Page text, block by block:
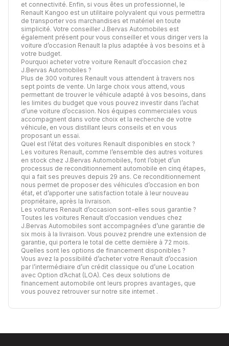
et connectivité. Enfin, si vous êtes un professionnel, le
Renault Kangoo est un utilitaire polyvalent qui vous permettra
de transporter vos marchandises et matériel en toute
simplicité. Votre conseiller J.Bervas Automobiles est
également présent pour vous conseiller et vous diriger vers la
voiture d’occasion Renault la plus adaptée à vos besoins et à
votre budget.
Pourquoi acheter votre voiture Renault d’occasion chez
J.Bervas Automobiles ?
Plus de 300 voitures Renault vous attendent à travers nos
sept points de vente. Un large choix vous attend, vous
permettant de trouver le véhicule adapté à vos besoins, dans
les limites du budget que vous pouvez investir dans l’achat
d’une voiture d’occasion. Nos équipes commerciales vous
accompagnent dans votre choix et la recherche de votre
véhicule, en vous distillant leurs conseils et en vous
proposant un essai.
Quel est l’état des voitures Renault disponibles en stock ?
Les voitures Renault, comme l’ensemble des autres voitures
en stock chez J.Bervas Automobiles, font l’objet d’un
processus de reconditionnement automobile en cinq étapes,
qui a fait ses preuves depuis 29 ans. Ce reconditionnement
nous permet de proposer des véhicules d’occasion en bon
état, et d’apporter une satisfaction totale à leur nouveau
propriétaire, après la livraison.
Les voitures Renault d’occasion sont-elles sous garantie ?
Toutes les voitures Renault d’occasion vendues chez
J.Bervas Automobiles sont accompagnées d’une garantie de
six mois à la livraison. Vous pouvez prendre une extension de
garantie, qui portera le total de cette dernière à 72 mois.
Quelles sont les options de financement disponibles ?
Vous avez la possibilité d’acheter votre Renault d’occasion
par l’intermédiaire d’un crédit classique ou d’une Location
avec Option d’Achat (LOA). Ces deux solutions de
financement automobile ont leurs propres avantages, que
vous pouvez retrouver sur notre site internet .